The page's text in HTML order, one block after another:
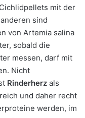
mit der
sind
von Artemia salina
sobald die
messen, darf mit
Nicht
Rinderherz als
und daher recht
werden, im